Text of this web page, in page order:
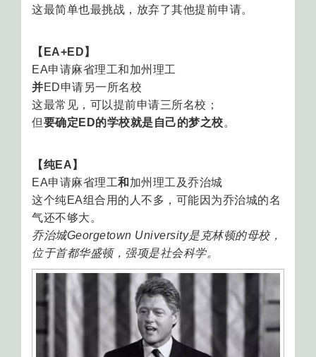
这最简单也最挑战，放弃了其他提前申请。
【EA+ED】
EA申请麻省理工和加州理工
并ED申请另一所名校
这最常见，可以提前申请三所名校；
但要确定ED的学校就是自己的梦之校。
【纯EA】
EA申请麻省理工和 加州理工及乔治城
这个纯EA组合用的人不多，可能因为乔治城的名
气还不够大。
乔治城Georgetown University是克林顿的母校，
位于首都华盛顿，强项是社会科学。